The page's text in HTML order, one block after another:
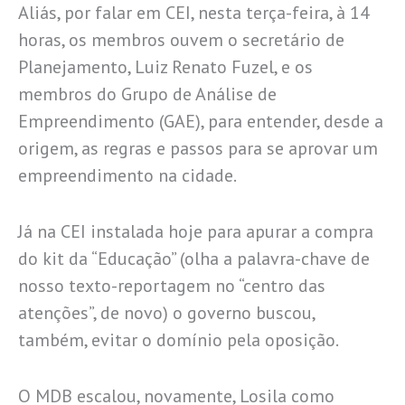
Aliás, por falar em CEI, nesta terça-feira, à 14
horas, os membros ouvem o secretário de
Planejamento, Luiz Renato Fuzel, e os
membros do Grupo de Análise de
Empreendimento (GAE), para entender, desde a
origem, as regras e passos para se aprovar um
empreendimento na cidade.
Já na CEI instalada hoje para apurar a compra
do kit da “Educação” (olha a palavra-chave de
nosso texto-reportagem no “centro das
atenções”, de novo) o governo buscou,
também, evitar o domínio pela oposição.
O MDB escalou, novamente, Losila como